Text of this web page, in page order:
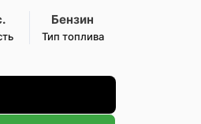
Бензин
Тип топлива